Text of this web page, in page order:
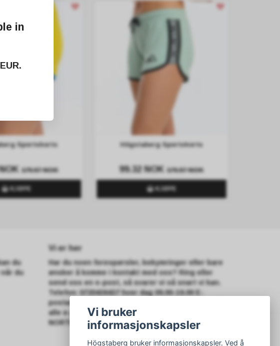
Sportshorts
179.57 NOK
KJØPE
Högstaberg Sportshorts
99.32 NOK179.57 NOK
KJØPE
du
du
Vi er her
Har du noen forespørsler, bekymringer eller bare
ønsker å komme i kontakt med oss? Ring eller
send oss en e-post, så svarer vi så snart vi kan.
Telefon: 0720436437 hver dag 09.00-19.00 E-
postadresse:
alle e-poster innen 24 timer hver dag i uken
NORTHFOX AB
in
EUR.
Vi bruker
informasjonskapsler
Högstaberg bruker informasjonskapsler. Ved å